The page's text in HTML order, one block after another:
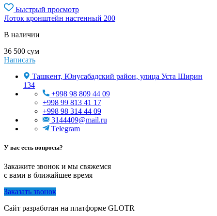
Быстрый просмотр
Лоток кронштейн настенный 200
В наличии
36 500 сум
Написать
Ташкент, Юнусабадский район, улица Уста Ширин
134
+998 98 809 44 09
+998 99 813 41 17
+998 98 314 44 09
3144409@mail.ru
Telegram
У вас есть вопросы?
Закажите звонок и мы свяжемся
с вами в ближайшее время
Заказать звонок
Сайт разработан на платформе GLOTR